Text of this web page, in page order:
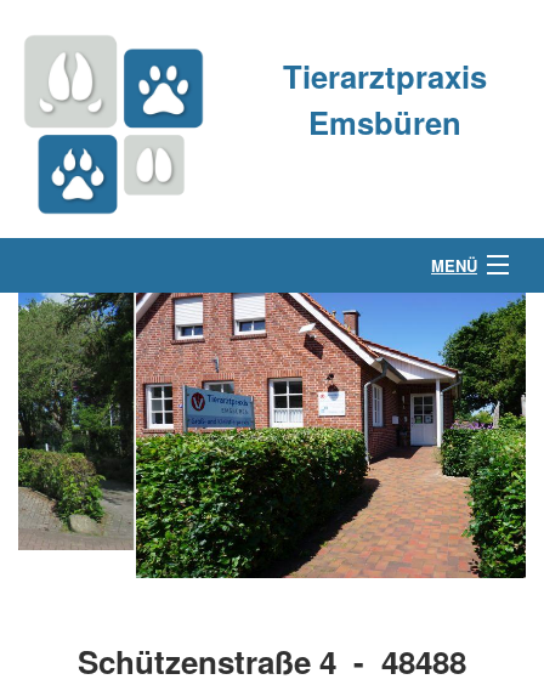
Tierarztpraxis
Emsbüren
MENÜ
Über uns
Kleintierpraxis
Großtierpraxis
Kontakt & Anfahrt
Schützenstraße 4 - 48488